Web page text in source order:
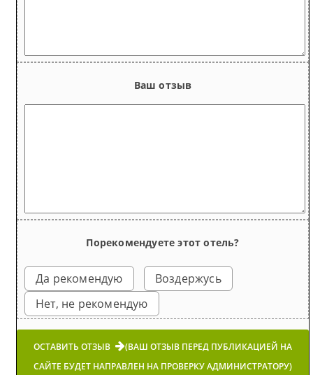
Ваш отзыв
Порекомендуете этот отель?
Да рекомендую
Воздержусь
Нет, не рекомендую
ОСТАВИТЬ ОТЗЫВ
(ВАШ ОТЗЫВ ПЕРЕД ПУБЛИКАЦИЕЙ НА
САЙТЕ БУДЕТ НАПРАВЛЕН НА ПРОВЕРКУ АДМИНИСТРАТОРУ)